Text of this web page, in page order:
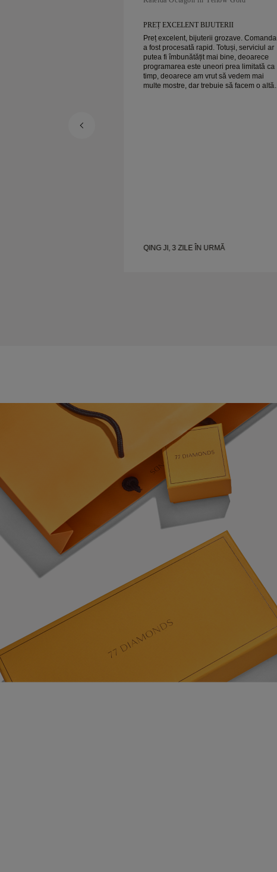
PREȚ EXCELENT BIJUTERII
Preț excelent, bijuterii grozave. Comanda
a fost procesată rapid. Totuși, serviciul ar
putea fi îmbunătățit mai bine, deoarece
programarea este uneori prea limitată ca
timp, deoarece am vrut să vedem mai
multe mostre, dar trebuie să facem o altă
QING JI, 3 ZILE ÎN URMĂ